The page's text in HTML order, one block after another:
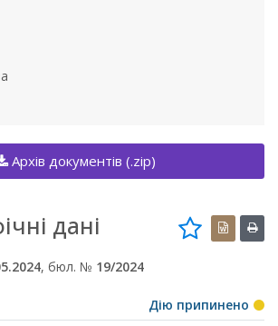
Архів документів (.zip)
дані
, бюл. № 19/2024
Дію припинено